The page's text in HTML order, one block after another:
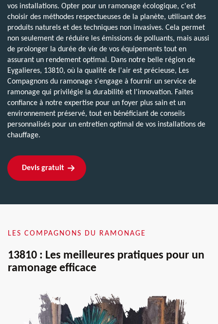
vos installations. Opter pour un ramonage écologique, c'est
choisir des méthodes respectueuses de la planète, utilisant des
produits naturels et des techniques non invasives. Cela permet
non seulement de réduire les émissions de polluants, mais aussi
de prolonger la durée de vie de vos équipements tout en
assurant un rendement optimal. Dans notre belle région de
Eygalieres, 13810, où la qualité de l'air est précieuse, Les
Compagnons du ramonage s'engage à fournir un service de
ramonage qui privilégie la durabilité et l'innovation. Faites
confiance à notre expertise pour un foyer plus sain et un
environnement préservé, tout en bénéficiant de conseils
personnalisés pour un entretien optimal de vos installations de
chauffage.
Devis gratuit
LES COMPAGNONS DU RAMONAGE
13810 : Les meilleures pratiques pour un
ramonage efficace